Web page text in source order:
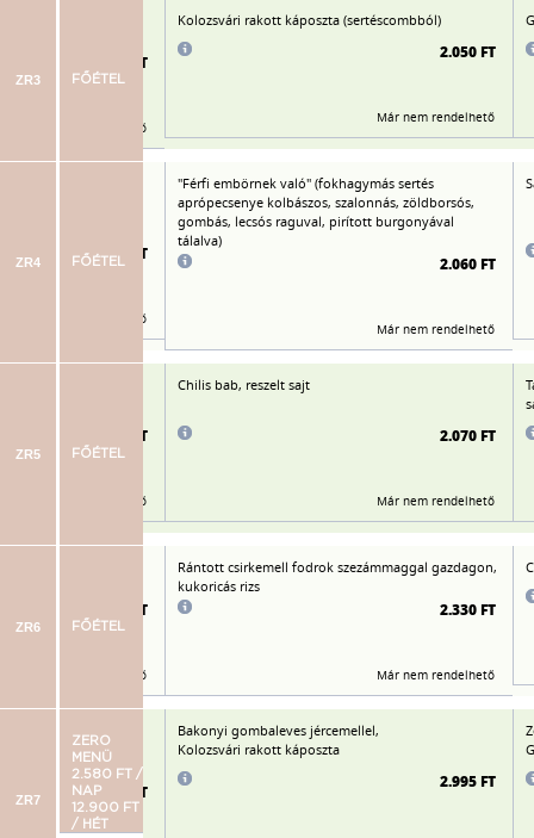
ZR3 FŐÉTEL
2.130 FT
Már nem rendelhető
Kolozsvári rakott káposzta (sertéscombból)
2.050 FT
Már nem rendelhető
ZR4 FŐÉTEL
2.110 FT
Már nem rendelhető
"Férfi embörnek való" (fokhagymás sertés
aprópecsenye kolbászos, szalonnás, zöldborsós,
gombás, lecsós raguval, pirított burgonyával
tálalva)
2.060 FT
Már nem rendelhető
ZR5 FŐÉTEL
2.095 FT
Már nem rendelhető
Chilis bab, reszelt sajt
2.070 FT
Már nem rendelhető
ZR6 FŐÉTEL
2.150 FT
Már nem rendelhető
Rántott csirkemell fodrok szezámmaggal gazdagon,
kukoricás rizs
2.330 FT
Már nem rendelhető
ZR7
ZERO
MENÜ
2.580 FT /
NAP
12.900 FT
/ HÉT
spagetti,
2.960 FT
Bakonyi gombaleves jércemellel,
Kolozsvári rakott káposzta
2.995 FT